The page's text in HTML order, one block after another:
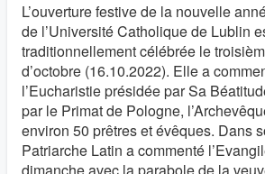
L’ouverture festive de la nouvelle
de l’Université Catholique de Lublin
traditionnellement célébrée le
d’octobre (16.10.2022). Elle a
l’Eucharistie présidée par Sa
par le Primat de Pologne,
environ 50 prêtres et évêques. Dans
Patriarche Latin a commenté